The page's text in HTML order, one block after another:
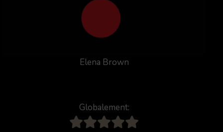
Elena Brown
Globalement: